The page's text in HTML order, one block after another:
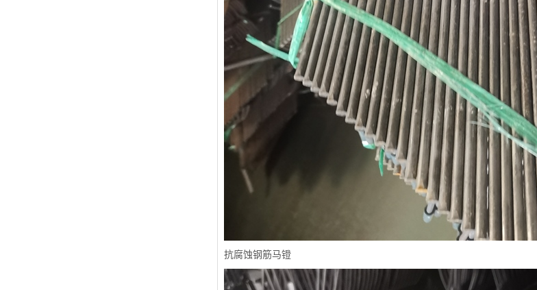
抗腐蚀钢筋马镫